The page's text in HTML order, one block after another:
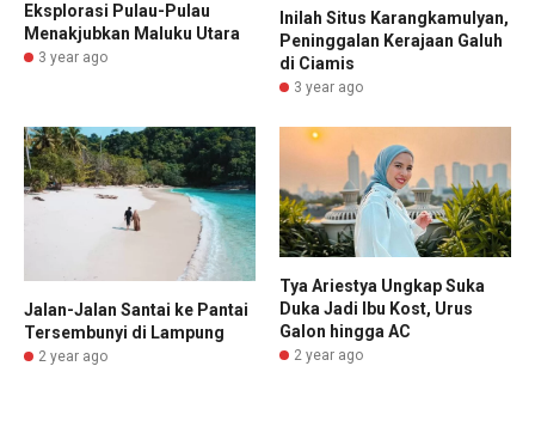
Eksplorasi Pulau-Pulau
Menakjubkan Maluku Utara
3 year ago
Inilah Situs Karangkamulyan,
Peninggalan Kerajaan Galuh
di Ciamis
3 year ago
Jalan-Jalan Santai ke Pantai
Tersembunyi di Lampung
2 year ago
Tya Ariestya Ungkap Suka
Duka Jadi Ibu Kost, Urus
Galon hingga AC
2 year ago